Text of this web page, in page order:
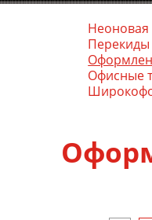
Неоновая
Перекиды
Офис­ные